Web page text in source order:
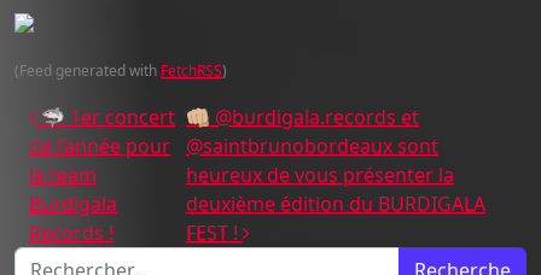
(Feed generated with FetchRSS)
Navigation des articles
🦈 1er concert
de l’année pour
la team
Burdigala
Records !
👊🏼 @burdigala.records et
@saintbrunobordeaux sont
heureux de vous présenter la
deuxième édition du BURDIGALA
FEST !
Recherche pour :